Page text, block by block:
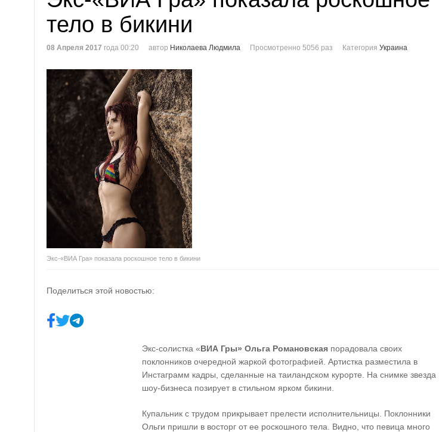
тело в бикини
08 Апреля 2017 года 00:20 автор Николаева Людмила Просмотренно 5056 раз Категория Украина
Экс-«ВИА Гра» показала роскошное тело в бикини
Поделиться этой новостью:
Экс-солистка «ВИА Гры» Ольга Романовская порадовала своих
поклонников очередной жаркой фотографией. Артистка разместила в
Инстаграмм кадры, сделанные на таиландском курорте. На снимке звезда
шоу-бизнеса позирует в стильном ярком бикини.
Купальник с трудом прикрывает прелести исполнительницы. Поклонники
Ольги пришли в восторг от ее роскошного тела. Видно, что певица много